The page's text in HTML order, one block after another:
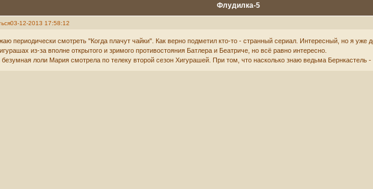
Флудилка-5
03-12-2013 17:58:12
периодически смотреть "Когда плачут чайки". Как верно подметил кто-то - странный сериал. Интересный, но я
из-за вполне открытого и зримого противостояния Батлера и Беатриче, но всё равно интересно.
безумная лоли Мария смотрела по телеку второй сезон Хигурашей. При том, что насколько знаю ведьма